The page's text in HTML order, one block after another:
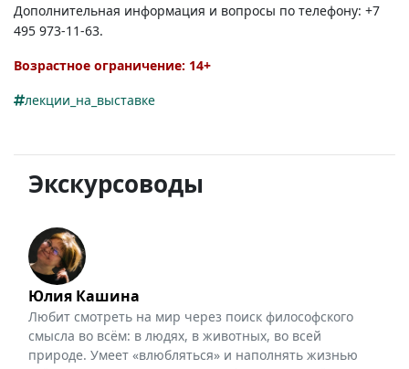
Дополнительная информация и вопросы по телефону: +7
495 973-11-63.
Возрастное ограничение: 14+
лекции_на_выставке
Экскурсоводы
Юлия Кашина
Любит смотреть на мир через поиск философского
смысла во всём: в людях, в животных, во всей
природе. Умеет «влюбляться» и наполнять жизнью